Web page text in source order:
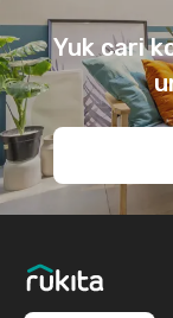
Yuk cari